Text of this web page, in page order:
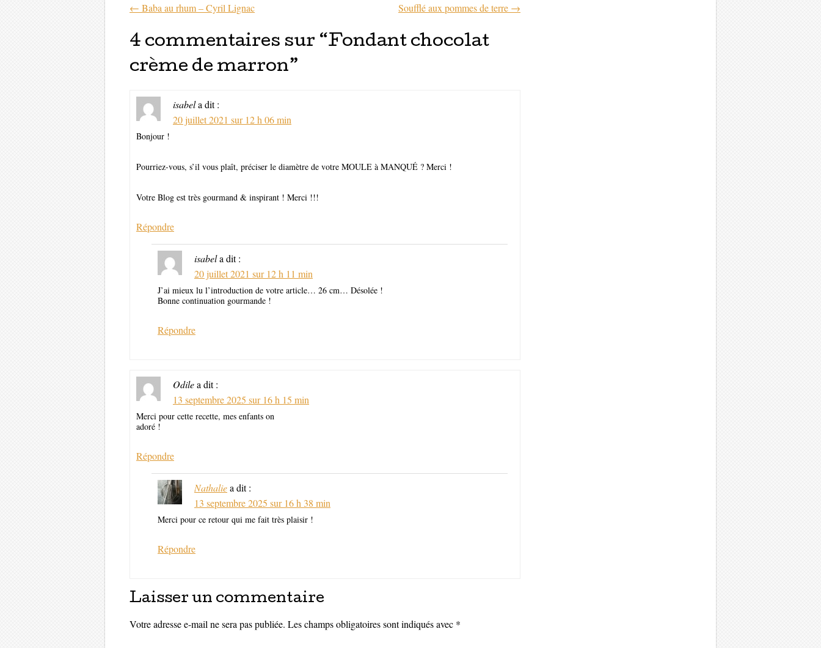
Parcourir les articles
← Baba au rhum – Cyril Lignac Soufflé aux pommes de terre →
4 commentaires sur “Fondant chocolat
crème de marron”
isabela dit :
20 juillet 2021 sur 12 h 06 min
Bonjour !
Pourriez-vous, s’il vous plaît, préciser le diamètre de votre MOULE à MANQUÉ ? Merci !
Votre Blog est très gourmand & inspirant ! Merci !!!
Répondre
isabela dit :
20 juillet 2021 sur 12 h 11 min
J’ai mieux lu l’introduction de votre article… 26 cm… Désolée !
Bonne continuation gourmande !
Répondre
Odilea dit :
13 septembre 2025 sur 16 h 15 min
Merci pour cette recette, mes enfants on
adoré !
Répondre
Nathaliea dit :
13 septembre 2025 sur 16 h 38 min
Merci pour ce retour qui me fait très plaisir !
Répondre
Laisser un commentaire
Votre adresse e-mail ne sera pas publiée. Les champs obligatoires sont indiqués avec *